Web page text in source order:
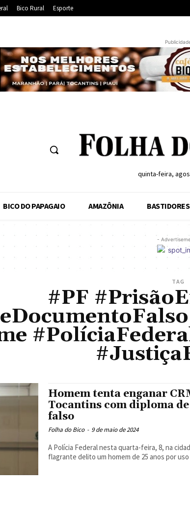
Bico Rural Esporte
quinta-feira,
BICO DO PAPAGAIO AMAZÔNIA BASTIDORES
-
TAG
#PF
Homem tenta enganar
Tocantins com diploma
falso
Folha do Bico - 9 de maio de 2024
A Polícia Federal nesta quarta-feira, 8, na
flagrante delito um homem de 25 anos por